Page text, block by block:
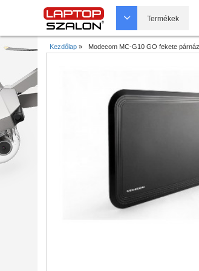
Termékek
Kezdőlap » Modecom MC-G10 GO fekete